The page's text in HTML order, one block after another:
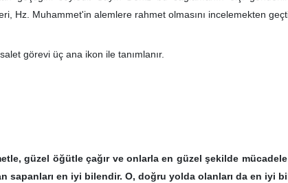
Hz. Muhammet'in alemlere rahmet olmasını incelemekten
görevi üç ana ikon ile tanımlanır.
güzel öğütle çağır ve onlarla en güzel şekilde
sapanları en iyi bilendir. O, doğru yolda olanları da en iyi